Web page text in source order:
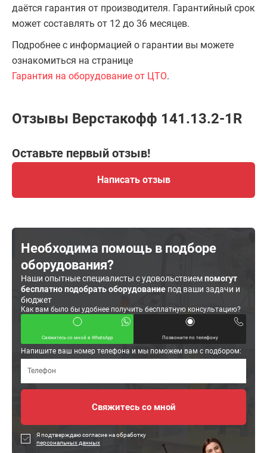
даётся гарантия от производителя. Гарантийный срок
может составлять от 12 до 36 месяцев.
Подробнее с информацией о гарантии вы можете
ознакомиться на странице
Гарантия на оборудование от ЦТО.
Отзывы Верстакофф 141.13.2-1R
Оставьте первый отзыв!
Написать отзыв
Необходима помощь в подборе
оборудования?
Наши опытные специалисты с удовольствиемпомогут
бесплатно подобрать оборудование под ваши задачи и
бюджет
Как вам было бы удобнее получить бесплатную консультацию?
Свяжитесь со мной в WhatsApp Позвоните по телефону
Напишите ваш номер телефона и мы поможем вам с подбором:
Я подтверждаю согласие на обработку
персональных данных